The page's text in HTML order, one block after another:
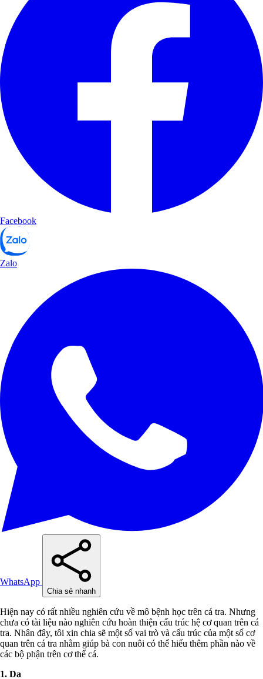
Facebook
Zalo
WhatsApp
Chia sẻ nhanh
Hiện nay có rất nhiều nghiên cứu về mô bệnh học trên cá tra. Nhưng
chưa có tài liệu nào nghiên cứu hoàn thiện cấu trúc hệ cơ quan trên cá
tra. Nhân đây, tôi xin chia sẽ một số vai trò và cấu trúc của một số cơ
quan trên cá tra nhằm giúp bà con nuôi có thể hiểu thêm phần nào về
các bộ phận trên cơ thể cá.
1. Da